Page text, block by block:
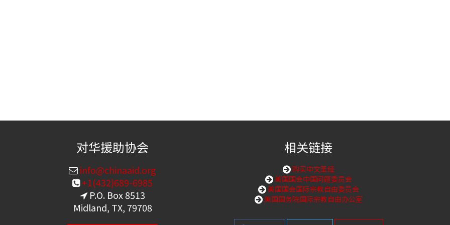
对华援助协会
info@chinaaid.org
+1(432)689-6985
P.O. Box 8513
Midland, TX, 79708
相关链接
购买中文圣经
美国国会中国问题委员会
美国国会国际宗教自由委员会
美国国务院国际宗教自由办公室